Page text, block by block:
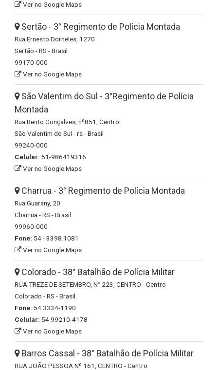
Ver no Google Maps
Sertão - 3° Regimento de Polícia Montada
Rua Ernesto Dorneles, 1270
Sertão - RS - Brasil
99170-000
Ver no Google Maps
São Valentim do Sul - 3°Regimento de Polícia
Montada
Rua Bento Gonçalves, nº851, Centro
São Valentim do Sul - rs - Brasil
99240-000
Celular: 51-986419316
Ver no Google Maps
Charrua - 3° Regimento de Polícia Montada
Rua Guarany, 20
Charrua - RS - Brasil
99960-000
Fone: 54 - 3398.1081
Ver no Google Maps
Colorado - 38° Batalhão de Polícia Militar
RUA TREZE DE SETEMBRO, N° 223, CENTRO - Centro
Colorado - RS - Brasil
Fone: 54 3334-1190
Celular: 54 99210-4178
Ver no Google Maps
Barros Cassal - 38° Batalhão de Polícia Militar
RUA JOÃO PESSOA Nº 161, CENTRO - Centro